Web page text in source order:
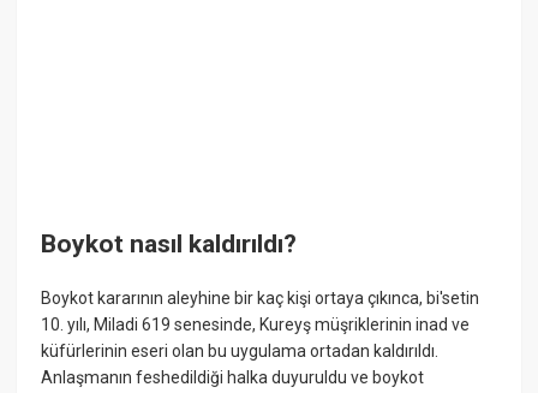
Boykot nasıl kaldırıldı?
Boykot kararının aleyhine bir kaç kişi ortaya çıkınca, bi'setin
10. yılı, Miladi 619 senesinde, Kureyş müşriklerinin inad ve
küfürlerinin eseri olan bu uygulama ortadan kaldırıldı.
Anlaşmanın feshedildiği halka duyuruldu ve boykot